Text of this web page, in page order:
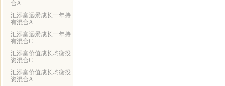
合A
汇添富远景成长一年持
有混合A
汇添富远景成长一年持
有混合C
汇添富价值成长均衡投
资混合C
汇添富价值成长均衡投
资混合A